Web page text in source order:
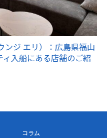
ンジ エリ）：広島県福山
入船にある店舗のご紹
コラム